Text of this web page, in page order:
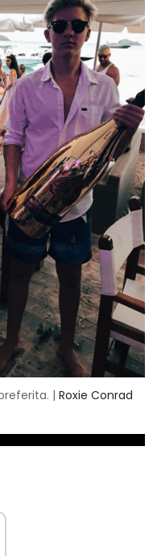
| Roxie Conrad